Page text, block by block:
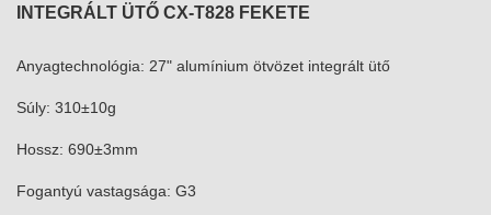
INTEGRÁLT ÜTŐ CX-T828 FEKETE
Anyagtechnológia: 27" alumínium ötvözet integrált ütő
Súly: 310±10g
Hossz: 690±3mm
Fogantyú vastagsága: G3